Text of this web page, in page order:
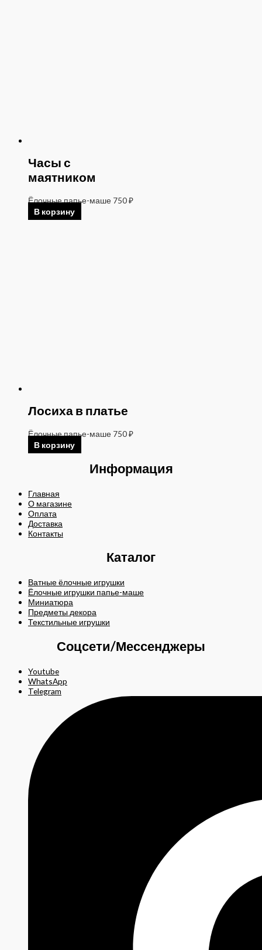
Часы с
маятником
Ёлочные папье-маше 750₽
В корзину
Лосиха в платье
Ёлочные папье-маше 750₽
В корзину
Информация
Главная
О магазине
Оплата
Доставка
Контакты
Каталог
Ватные ёлочные игрушки
Ёлочные игрушки папье-маше
Миниатюра
Предметы декора
Текстильные игрушки
Соцсети/Мессенджеры
Youtube
WhatsApp
Telegram